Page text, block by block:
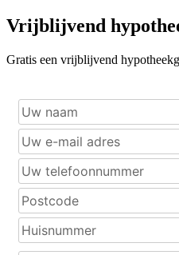
Vrijblijvend
Gratis een vrijblijvend